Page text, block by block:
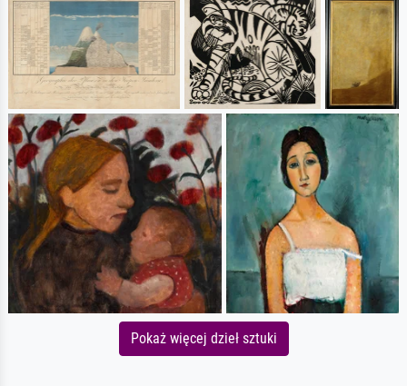
Pokaż więcej dzieł sztuki